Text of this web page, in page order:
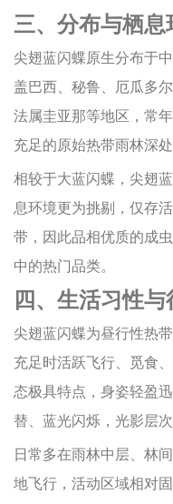
三、分布与栖息
尖翅蓝闪蝶原生分布于
盖巴西、秘鲁、厄瓜多
法属圭亚那等地区，常
充足的原始热带雨林深处
相较于大蓝闪蝶，尖翅
息环境更为挑剔，仅存
带，因此品相优质的成
中的热门品类。
四、生活习性
尖翅蓝闪蝶为昼行性热
充足时活跃飞行、觅食
态极具特点，身姿轻盈
替、蓝光闪烁，光影层
日常多在雨林中层、林
地飞行，活动区域相对